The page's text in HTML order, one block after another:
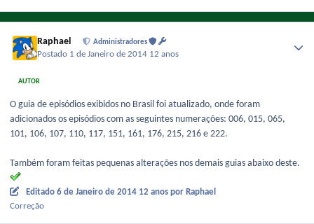
Raphael Administradores
Postado 1 de Janeiro de 2014 12 anos
AUTOR
O guia de episódios exibidos no Brasil foi atualizado, onde foram
adicionados os episódios com as seguintes numerações: 006, 015, 065,
101, 106, 107, 110, 117, 151, 161, 176, 215, 216 e 222.
Também foram feitas pequenas alterações nos demais guias abaixo deste.
Editado 6 de Janeiro de 2014 12 anos por Raphael
Correção